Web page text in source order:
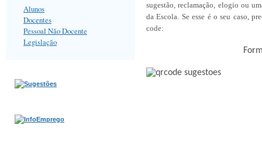
sugestão, reclamação, elogio ou
da Escola. Se esse é o seu caso,
code:
Alunos
Docentes
Pessoal Não Docente
Legislação